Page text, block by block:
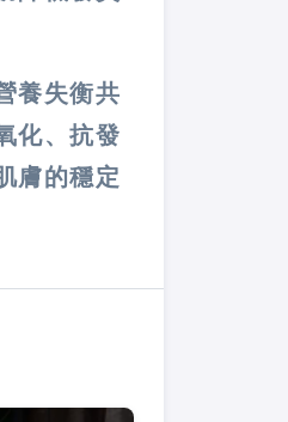
養失衡共
化、抗發
膚的穩定